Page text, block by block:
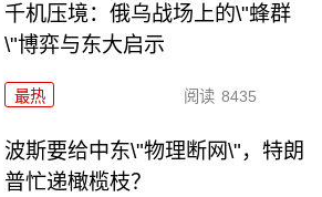
千机压境：俄乌战场上的\"蜂群
\"博弈与东大启示
最热 阅读 8435
波斯要给中东\"物理断网\"，特朗
普忙递橄榄枝？